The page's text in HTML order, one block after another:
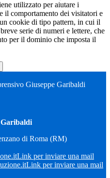
utilizzato per aiutare i
il comportamento dei visitatori e
cookie di tipo pattern, in cui il
serie di numeri e lettere, che
per il dominio che imposta il
Giuseppe Garibaldi
di Roma (RM)
Link per inviare una mail
Link per inviare una mail